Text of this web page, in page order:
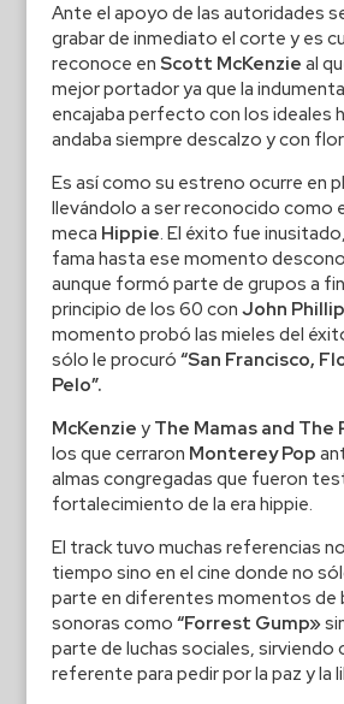
Ante el apoyo de las autoridades
grabar de inmediato el corte y es
reconoce en Scott McKenzie al
mejor portador ya que la
encajaba perfecto con los ideales
andaba siempre descalzo y con
Es así como su estreno ocurre en
llevándolo a ser reconocido como
meca Hippie. El éxito fue
fama hasta ese momento
aunque formó parte de grupos a
principio de los 60 con John
momento probó las mieles del
sólo le procuró “San Francisco,
Pelo”.
McKenzie y The Mamas and The
los que cerraron Monterey Pop
almas congregadas que fueron
fortalecimiento de la era hippie.
El track tuvo muchas referencias
tiempo sino en el cine donde no
parte en diferentes momentos de
sonoras como “Forrest Gump»
parte de luchas sociales, sirviendo
referente para pedir por la paz y la